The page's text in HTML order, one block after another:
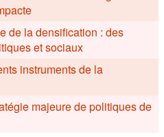
de la densification : des
et sociaux
instruments de la
majeure de politiques de